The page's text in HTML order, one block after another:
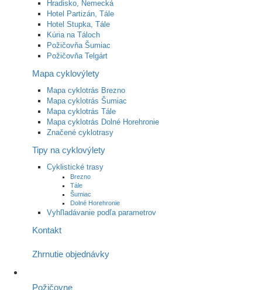
Hradisko, Nemecká
Hotel Partizán, Tále
Hotel Stupka, Tále
Kúria na Táloch
Požičovňa Šumiac
Požičovňa Telgárt
Mapa cyklovýlety
Mapa cyklotrás Brezno
Mapa cyklotrás Šumiac
Mapa cyklotrás Tále
Mapa cyklotrás Dolné Horehronie
Značené cyklotrasy
Tipy na cyklovýlety
Cyklistické trasy
Brezno
Tále
Šumiac
Dolné Horehronie
Vyhľladávanie podľa parametrov
Kontakt
Zhrnutie objednávky
Požičovne